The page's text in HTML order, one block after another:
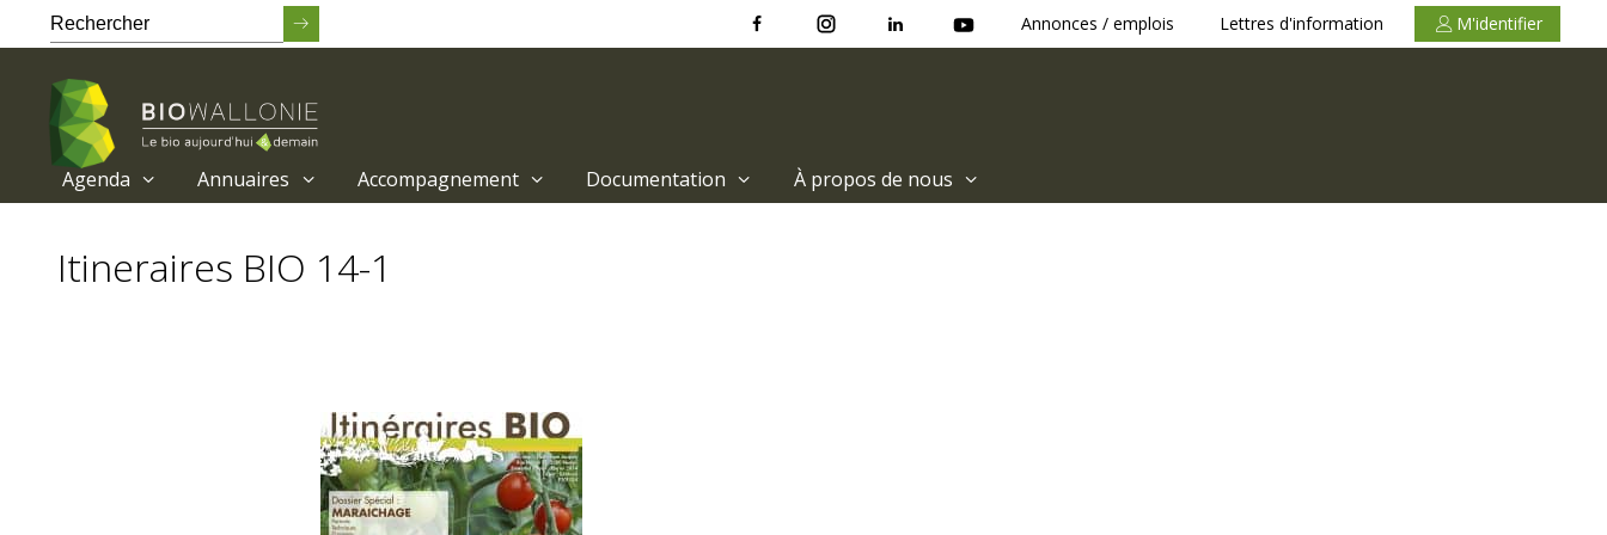
contenu
Annonces / emplois Lettres d'information M'identifier
Agenda Annuaires Accompagnement Documentation À propos de nous
Itineraires BIO 14-1